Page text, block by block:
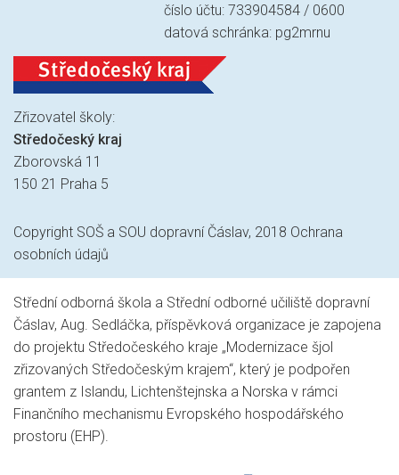
číslo účtu: 733904584 / 0600
datová schránka: pg2mrnu
Zřizovatel školy:
Středočeský kraj
Zborovská 11
150 21 Praha 5
Copyright SOŠ a SOU dopravní Čáslav, 2018 Ochrana
osobních údajů
Střední odborná škola a Střední odborné učiliště dopravní
Čáslav, Aug. Sedláčka, příspěvková organizace je zapojena
do projektu Středočeského kraje „Modernizace šjol
zřizovaných Středočeským krajem“, který je podpořen
grantem z Islandu, Lichtenštejnska a Norska v rámci
Finančního mechanismu Evropského hospodářského
prostoru (EHP).